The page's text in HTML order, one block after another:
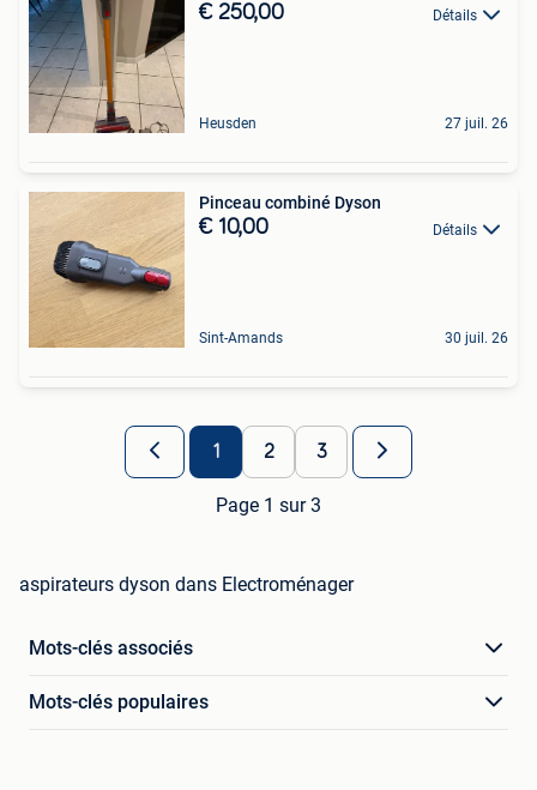
€ 250,00 Détails
Heusden 27 juil. 26
Pinceau combiné Dyson
€ 10,00 Détails
Sint-Amands 30 juil. 26
1 2 3
Page 1 sur 3
aspirateurs dyson dans Electroménager
Mots-clés associés
Mots-clés populaires